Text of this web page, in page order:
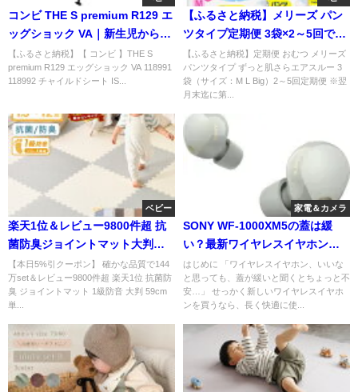
コンビ THE S premium R129 エ
ッグショック VA｜新生児から7
歳まで使える回転式I
【ふるさと納税】【 コンビ 】THE S
premium R129 エッグショック VA 118991
118992 チャイルドシート IS...
【ふるさと納税】メリーズ パン
ツタイプ定期便 3袋×2～5回で育
児が快適に！
【ふるさと納税】定期便 おむつ メリーズ
パンツタイプ ずっと肌さらエアスルー 3
袋（サイズ：M L Big）2～5回定期便 ※翌
月末迄に第...
ベビー
楽天1位＆レビュー9800件超 抗
菌防臭ジョイントマット大判
59cmの魅力
【本日5%引クーポン】 確かな品質で144
万set＆レビュー9800件超 楽天1位 抗菌防
臭 ジョイントマット 1級防音 大判 59cm
単...
家電＆カメラ
SONY WF-1000XM5の蓋は緩
い？最新ワイヤレスイヤホン、
その真相を徹底検証！
はじめに 「ワイヤレスイヤホン、いいな
と思っても、蓋が緩いと聞くとちょっと不
安…」 せっかく新しいワイヤレスイヤホ
ンを買うなら、長く快適に使...